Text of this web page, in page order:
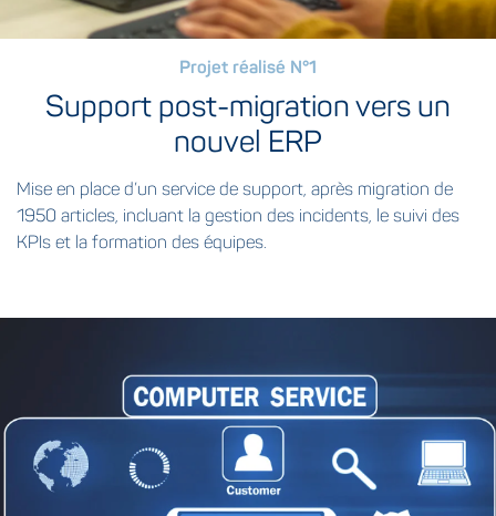
Projet réalisé N°1
Support post-migration vers un
nouvel ERP
Mise en place d’un service de support, après migration de
1950 articles, incluant la gestion des incidents, le suivi des
KPIs et la formation des équipes.